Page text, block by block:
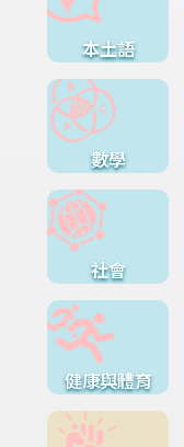
本土語
數學
社會
健康與體育